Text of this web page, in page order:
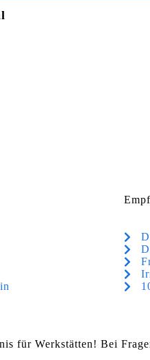
für Werkstätten! Bei